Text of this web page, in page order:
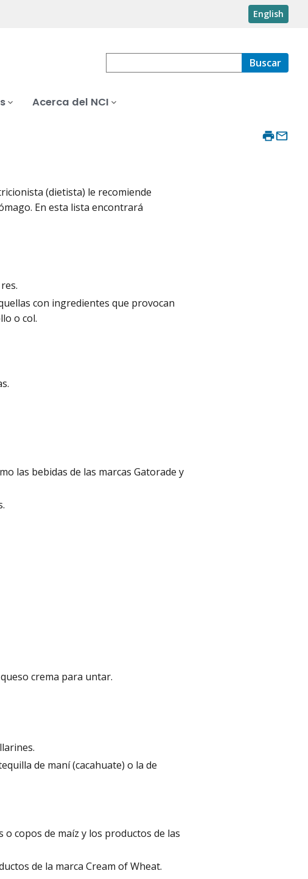
English
Buscar
Acerca del NCI
(dietista) le recomiende
En esta lista encontrará
con ingredientes que provocan
o col.
las bebidas de las marcas Gatorade y
crema para untar.
de maní (cacahuate) o la de
copos de maíz y los productos de las
de la marca Cream of Wheat.